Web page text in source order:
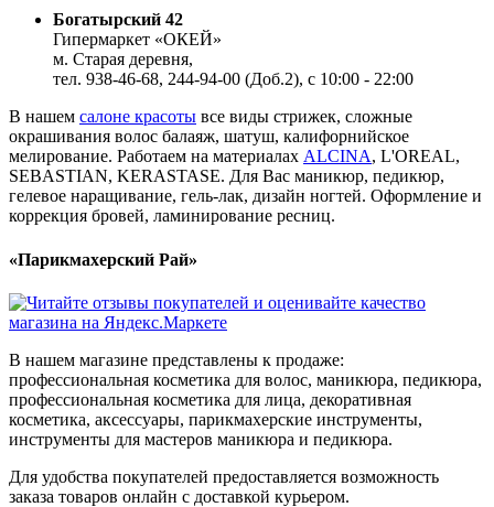
Богатырский 42
Гипермаркет «ОКЕЙ»
м. Старая деревня,
тел. 938-46-68, 244-94-00 (Доб.2), c 10:00 - 22:00
В нашем салоне красоты все виды стрижек, сложные
окрашивания волос балаяж, шатуш, калифорнийское
мелирование. Работаем на материалах ALCINA, L'OREAL,
SEBASTIAN, KERASTASE. Для Вас маникюр, педикюр,
гелевое наращивание, гель-лак, дизайн ногтей. Оформление и
коррекция бровей, ламинирование ресниц.
«Парикмахерский Рай»
В нашем магазине представлены к продаже:
профессиональная косметика для волос, маникюра, педикюра,
профессиональная косметика для лица, декоративная
косметика, аксессуары, парикмахерские инструменты,
инструменты для мастеров маникюра и педикюра.
Для удобства покупателей предоставляется возможность
заказа товаров онлайн с доставкой курьером.